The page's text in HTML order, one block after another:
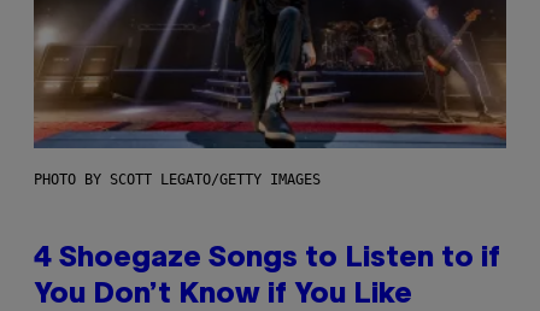
PHOTO BY SCOTT LEGATO/GETTY IMAGES
4 Shoegaze Songs to Listen to if
You Don’t Know if You Like